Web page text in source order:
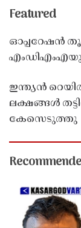
Featured
ഓപ്പറേഷൻ
ഇന്ത്യൻ
ലക്ഷങ്ങൾ
കേസെടുത്തു